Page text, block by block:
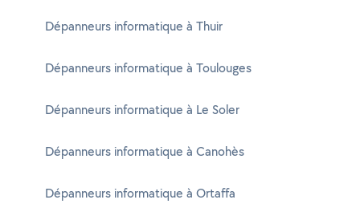
Dépanneurs informatique à Thuir
Dépanneurs informatique à Toulouges
Dépanneurs informatique à Le Soler
Dépanneurs informatique à Canohès
Dépanneurs informatique à Ortaffa